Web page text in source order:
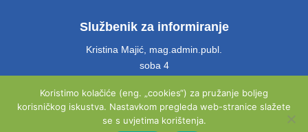
Službenik za informiranje
Kristina Majić, mag.admin.publ.
soba 4
Email: info@opcina-otok.hr
Koristimo kolačiće (eng. „cookies“) za pružanje boljeg
korisničkog iskustva. Nastavkom pregleda web-stranice slažete
se s uvjetima korištenja.